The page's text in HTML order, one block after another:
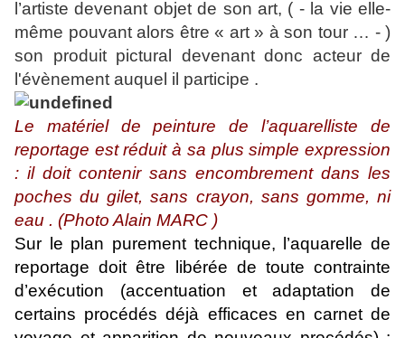
l’artiste devenant objet de son art, ( - la vie elle-
même pouvant alors être « art » à son tour … - )
son produit pictural devenant donc acteur de
l'évènement auquel il participe .
Le matériel de peinture de l’aquarelliste de
reportage est réduit à sa plus simple expression
: il doit contenir sans encombrement dans les
poches du gilet, sans crayon, sans gomme, ni
eau . (Photo Alain MARC )
Sur le plan purement technique, l’aquarelle de
reportage doit être libérée de toute contrainte
d’exécution (accentuation et adaptation de
certains procédés déjà efficaces en carnet de